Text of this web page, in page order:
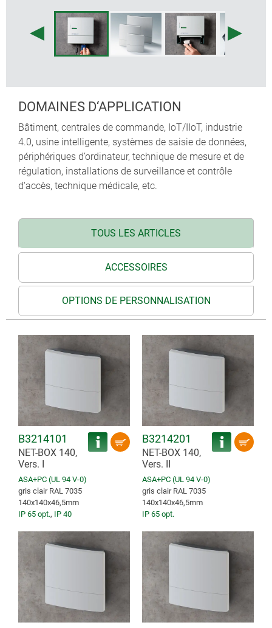
DOMAINES D‘APPLICATION
Bâtiment, centrales de commande, IoT/IIoT, industrie
4.0, usine intelligente, systèmes de saisie de données,
périphériques d’ordinateur, technique de mesure et de
régulation, installations de surveillance et contrôle
d‘accès, technique médicale, etc.
TOUS LES ARTICLES
ACCESSOIRES
OPTIONS DE PERSONNALISATION
B3214101
NET-BOX 140,
Vers. I
ASA+PC (UL 94 V-0)
gris clair RAL 7035
140x140x46,5mm
IP 65 opt., IP 40
B3214201
NET-BOX 140,
Vers. II
ASA+PC (UL 94 V-0)
gris clair RAL 7035
140x140x46,5mm
IP 65 opt.